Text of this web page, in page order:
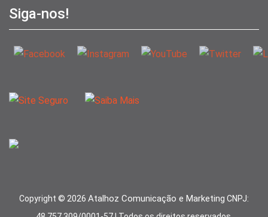
Siga-nos!
Copyright © 2026 Atalhoz Comunicação e Marketing CNPJ: